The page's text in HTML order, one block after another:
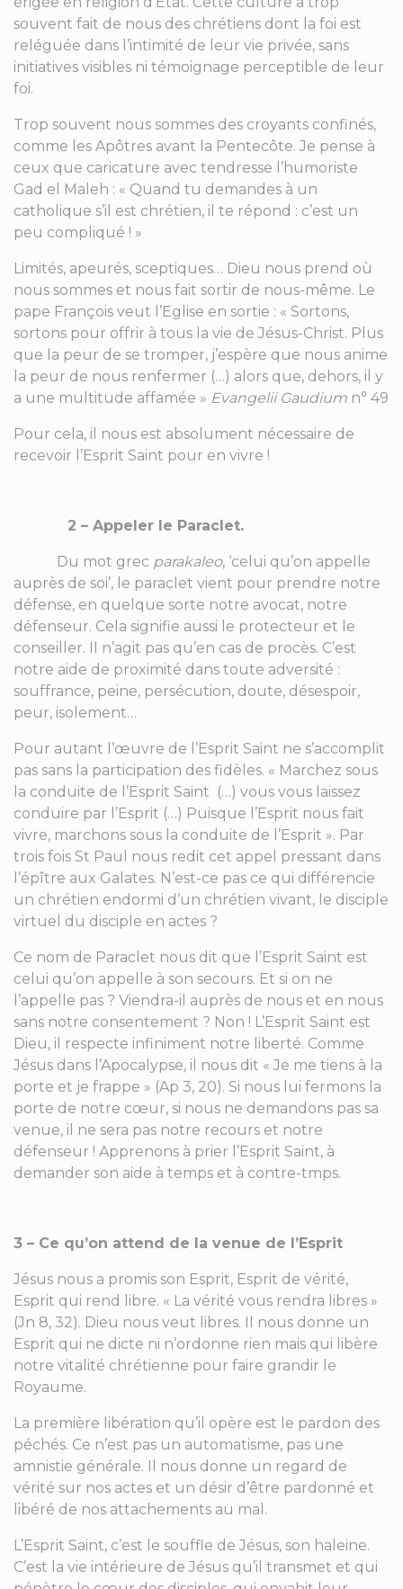
souvent fait de nous des chrétiens dont la foi est
reléguée dans l’intimité de leur vie privée, sans
initiatives visibles ni témoignage perceptible de leur
foi.
Trop souvent nous sommes des croyants confinés,
comme les Apôtres avant la Pentecôte. Je pense à
ceux que caricature avec tendresse l’humoriste
Gad el Maleh : « Quand tu demandes à un
catholique s’il est chrétien, il te répond : c’est un
peu compliqué ! »
Limités, apeurés, sceptiques… Dieu nous prend où
nous sommes et nous fait sortir de nous-même. Le
pape François veut l’Eglise en sortie : « Sortons,
sortons pour offrir à tous la vie de Jésus-Christ. Plus
que la peur de se tromper, j’espère que nous anime
la peur de nous renfermer (…) alors que, dehors, il y
a une multitude affamée » Evangelii Gaudium n° 49
Pour cela, il nous est absolument nécessaire de
recevoir l’Esprit Saint pour en vivre !
2 – Appeler le Paraclet.
Du mot grec parakaleo, ‘celui qu’on appelle
auprès de soi’, le paraclet vient pour prendre notre
défense, en quelque sorte notre avocat, notre
défenseur. Cela signifie aussi le protecteur et le
conseiller. Il n’agit pas qu’en cas de procès. C’est
notre aide de proximité dans toute adversité :
souffrance, peine, persécution, doute, désespoir,
peur, isolement…
Pour autant l’œuvre de l’Esprit Saint ne s’accomplit
pas sans la participation des fidèles. « Marchez sous
la conduite de l’Esprit Saint (…) vous vous laissez
conduire par l’Esprit (…) Puisque l’Esprit nous fait
vivre, marchons sous la conduite de l’Esprit ». Par
trois fois St Paul nous redit cet appel pressant dans
l’épître aux Galates. N’est-ce pas ce qui différencie
un chrétien endormi d’un chrétien vivant, le disciple
virtuel du disciple en actes ?
Ce nom de Paraclet nous dit que l’Esprit Saint est
celui qu’on appelle à son secours. Et si on ne
l’appelle pas ? Viendra-il auprès de nous et en nous
sans notre consentement ? Non ! L’Esprit Saint est
Dieu, il respecte infiniment notre liberté. Comme
Jésus dans l’Apocalypse, il nous dit « Je me tiens à la
porte et je frappe » (Ap 3, 20). Si nous lui fermons la
porte de notre cœur, si nous ne demandons pas sa
venue, il ne sera pas notre recours et notre
défenseur ! Apprenons à prier l’Esprit Saint, à
demander son aide à temps et à contre-tmps.
3 – Ce qu’on attend de la venue de l’Esprit
Jésus nous a promis son Esprit, Esprit de vérité,
Esprit qui rend libre. « La vérité vous rendra libres »
(Jn 8, 32). Dieu nous veut libres. Il nous donne un
Esprit qui ne dicte ni n’ordonne rien mais qui libère
notre vitalité chrétienne pour faire grandir le
Royaume.
La première libération qu’il opère est le pardon des
péchés. Ce n’est pas un automatisme, pas une
amnistie générale. Il nous donne un regard de
vérité sur nos actes et un désir d’être pardonné et
libéré de nos attachements au mal.
L’Esprit Saint, c’est le souffle de Jésus, son haleine.
C’est la vie intérieure de Jésus qu’il transmet et qui